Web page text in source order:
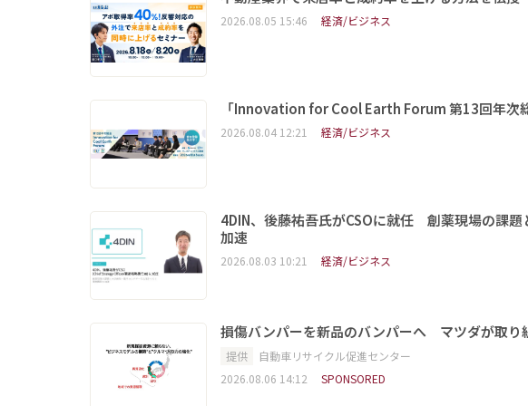
2026.08.05 15:46 経済/ビジネス
「Innovation for Cool Earth Forum 第13回年
2026.08.04 12:21 経済/ビジネス
4DIN、後藤祐吾氏がCSOに就任 創薬現場の課
加速
2026.08.03 10:21 経済/ビジネス
損傷バンパーを新品のバンパーへ マツダが取り
提供
自動車リサイクル促進センター
2026.08.06 14:12
SPONSORED